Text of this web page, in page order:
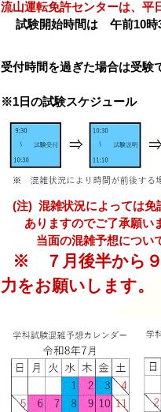
流山運転免許センターは、平
試験開始時間は 午前10時
受付時間を過ぎた場合は受験
※1日の試験スケジュール
(注) 混雑状況によっては免
ありますのでご了承願いま
当面の混雑予想につい
※ ７月後半から９
力をお願いします。